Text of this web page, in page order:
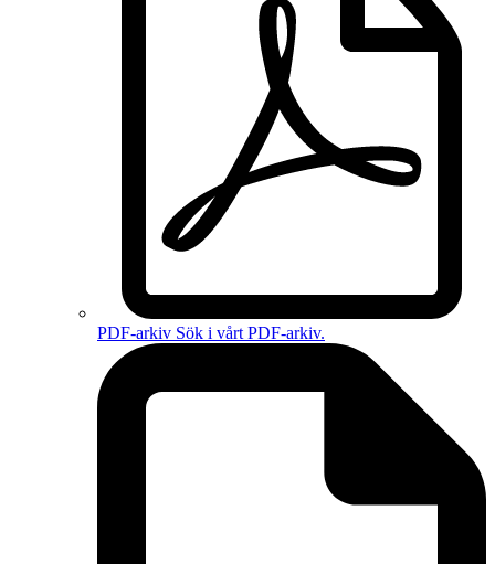
PDF-arkiv Sök i vårt PDF-arkiv.